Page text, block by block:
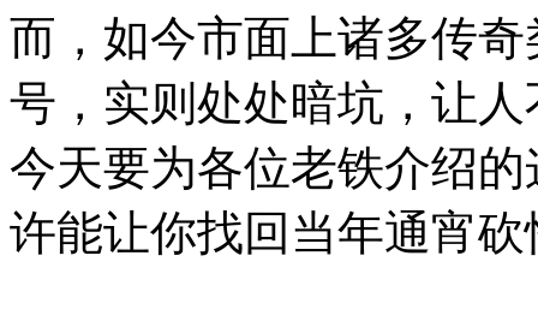
而，如今市面上诸多传
号，实则处处暗坑，让
今天要为各位老铁介绍的
许能让你找回当年通宵